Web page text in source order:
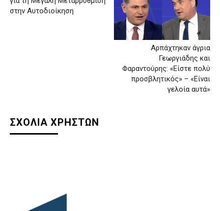
στην Αυτοδιοίκηση
Αρπάχτηκαν άγρια
Γεωργιάδης και
Φαραντούρης: «Είστε πολύ
προσβλητικός» – «Είναι
γελοία αυτά»
ΣΧΟΛΙΑ ΧΡΗΣΤΩΝ